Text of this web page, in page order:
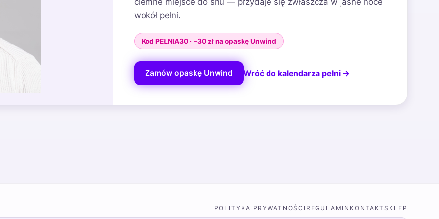
ciemne miejsce do snu — przydaje się zwłaszcza w jasne noce
wokół pełni.
Kod PEŁNIA30 · −30 zł na opaskę Unwind
Zamów opaskę Unwind Wróć do kalendarza pełni →
POLITYKA PRYWATNOŚCI REGULAMIN KONTAKT SKLEP